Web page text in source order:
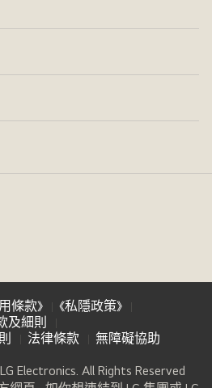
條款》
《私隱政策》
及細則
法律條款 無障礙協助
Electronics. All Rights Reserved